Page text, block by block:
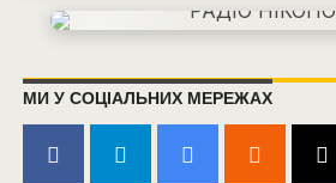
МИ У СОЦІАЛЬНИХ МЕРЕЖАХ